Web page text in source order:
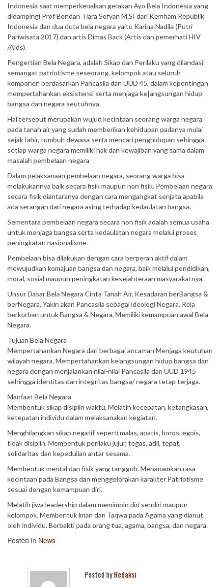
Indonesia saat memperkenalkan gerakan Ayo Bela Indonesia yang
didampingi Prof Bondan Tiara Sofyan M.SI dari Kemham Republik
Indonesia dan dua duta bela negara yaitu Karina Nadila (Putri
Pariwisata 2017) dan artis Dimas Back (Artis dan pemerhati HIV
/Aids).
Pengertian Bela Negara, adalah Sikap dan Perilaku yang dilandasi
semangat patriotisme seseorang, kelompok atau seluruh
komponen berdasarkan Pancasila dan UUD 45, dalam kepentingan
mempertahankan eksistensi serta menjaga ke|angsungan hidup
bangsa dan negara seutuhnya.
Hal tersebut merupakan wujud kecintaan seorang warga negara
pada tanah air yang sudah memberikan kehidupan padanya mulai
sejak Iahir, tumbuh dewasa serta mencari penghidupan sehingga
setiap warga negara memiliki hak dan kewajiban yang sama dalam
masalah pembelaan negara
Dalam pelaksanaan pembelaan negara, seorang warga bisa
melakukannya baik secara fisik maupun non fisik. Pembelaan negara
secara fisik diantaranya dengan cara mengangkat senjata apabila
ada serangan dari negara asing terhadap kedaulatan bangsa.
Sementara pembelaan negara secara non fisik adalah semua usaha
untuk menjaga bangsa serta kedaulatan negara melalui proses
peningkatan nasionalisme.
Pembelaan bisa dilakukan dengan cara berperan aktif dalam
mewujudkan kemajuan bangsa dan negara, baik melalui pendidikan,
moral, sosial maupun peningkatan kesejahteraan masyarakatnya.
Unsur Dasar Bela Negara Cinta Tanah Air, Kesadaran berBangsa &
berNegara, Yakin akan Pancasila sebagai ldeologi Negara, Rela
berkorban untuk Bangsa & Negara, Memiliki kemampuan awal Bela
Negara.
Tujuan Bela Negara
Mempertahankan Negara dari berbagai ancaman Menjaga keutuhan
wilayah negara, Mempertahankan kelangsungan hidup bangsa dan
negara dengan menjalankan nilai-nilai Pancasila dan UUD 1945
sehingga identitas dan integritas bangsa/ negara tetap terjaga.
Manfaat Bela Negara
Membentuk sikap disiplin waktu, Melatih kecepatan, ketangkasan,
ketepatan individu dalam melaksanakan kegiatan.
Menghilangkan sikap negatif seperti malas, apatis, boros, egois,
tidak disiplin. Membentuk perilaku jujur, tegas, adil, tepat,
solidaritas dan kepedulian antar sesama.
Membentuk mental dan fisik yang tangguh. Menanamkan rasa
kecintaan pada Bangsa dan menggelorakan karakter Patriotisme
sesuai dengan kemampuan diri.
Melatih jiwa leadership dalam memimpin diri sendiri maupun
kelompok. Membentuk lman dan Taqwa pada Agama yang dianut
oleh individu. Berbakti pada orang tua, agama, bangsa, dan negara.
Posted in News
Posted byRedaksi